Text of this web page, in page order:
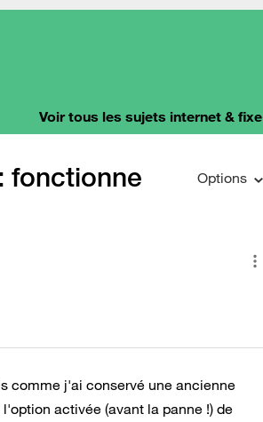
Voir tous les sujets internet & fixe
fonctionne
Options
comme j'ai conservé une ancienne
activée (avant la panne !) de